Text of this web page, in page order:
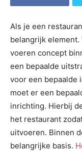
Als je een
belangrijk element.
voeren concept
een bepaalde
voor een bepaalde
moet er een
inrichting. Hierbij
het restaurant
uitvoeren. Binnen
belangrijke basis.